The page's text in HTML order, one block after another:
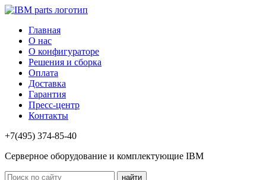
Главная
О нас
О конфигураторе
Решения и сборка
Оплата
Доставка
Гарантия
Пресс-центр
Контакты
+7(495) 374-85-40
Серверное оборудование и комплектующие IBM